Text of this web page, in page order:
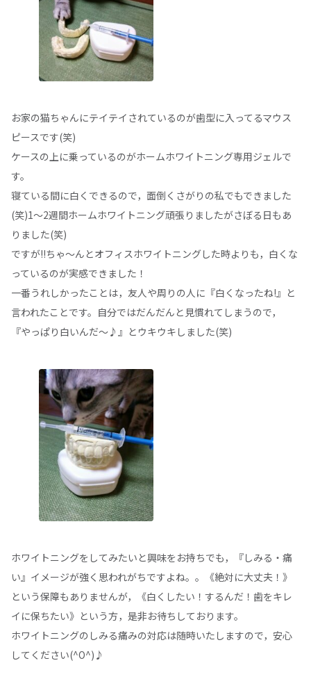
お家の猫ちゃんにテイテイされているのが歯型に入ってるマウス
ピースです(笑)
ケースの上に乗っているのがホームホワイトニング専用ジェルで
す。
寝ている間に白くできるので，面倒くさがりの私でもできました
(笑)1～2週間ホームホワイトニング頑張りましたがさぼる日もあ
りました(笑)
ですが!!ちゃ～んとオフィスホワイトニングした時よりも，白くな
っているのが実感できました！
一番うれしかったことは，友人や周りの人に『白くなったね!』と
言われたことです。自分ではだんだんと見慣れてしまうので，
『やっぱり白いんだ～♪』とウキウキしました(笑)
ホワイトニングをしてみたいと興味をお持ちでも，『しみる・痛
い』イメージが強く思われがちですよね。。《絶対に大丈夫！》
という保障もありませんが，《白くしたい！するんだ！歯をキレ
イに保ちたい》という方，是非お待ちしております。
ホワイトニングのしみる痛みの対応は随時いたしますので，安心
してください(^O^)♪